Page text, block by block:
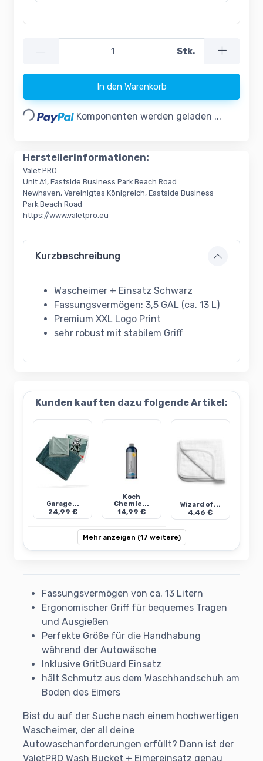
— Stk.
In den Warenkorb
Loading... Komponenten werden geladen ...
Herstellerinformationen:
Valet PRO
Unit A1, Eastside Business Park Beach Road
Newhaven, Vereinigtes Königreich, Eastside Business
Park Beach Road
https://www.valetpro.eu
Kurzbeschreibung
Wascheimer + Einsatz Schwarz
Fassungsvermögen: 3,5 GAL (ca. 13 L)
Premium XXL Logo Print
sehr robust mit stabilem Griff
Kunden kauften dazu folgende Artikel:
Garage...
24,99 €
Koch
Chemie...
14,99 €
Wizard of...
4,46 €
Mehr anzeigen (17 weitere)
Fassungsvermögen von ca. 13 Litern
Ergonomischer Griff für bequemes Tragen
und Ausgießen
Perfekte Größe für die Handhabung
während der Autowäsche
Inklusive GritGuard Einsatz
hält Schmutz aus dem Waschhandschuh am
Boden des Eimers
Bist du auf der Suche nach einem hochwertigen
Wascheimer, der all deine
Autowaschanforderungen erfüllt? Dann ist der
ValetPRO Wash Bucket + Eimereinsatz genau